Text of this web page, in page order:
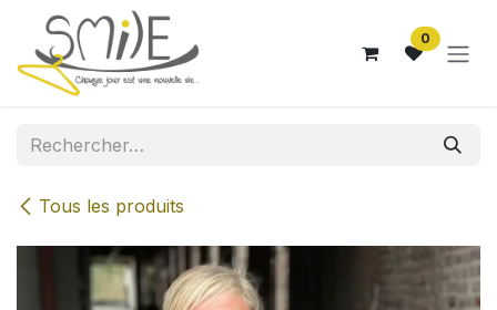
Se rendre au contenu
0
Tous les produits